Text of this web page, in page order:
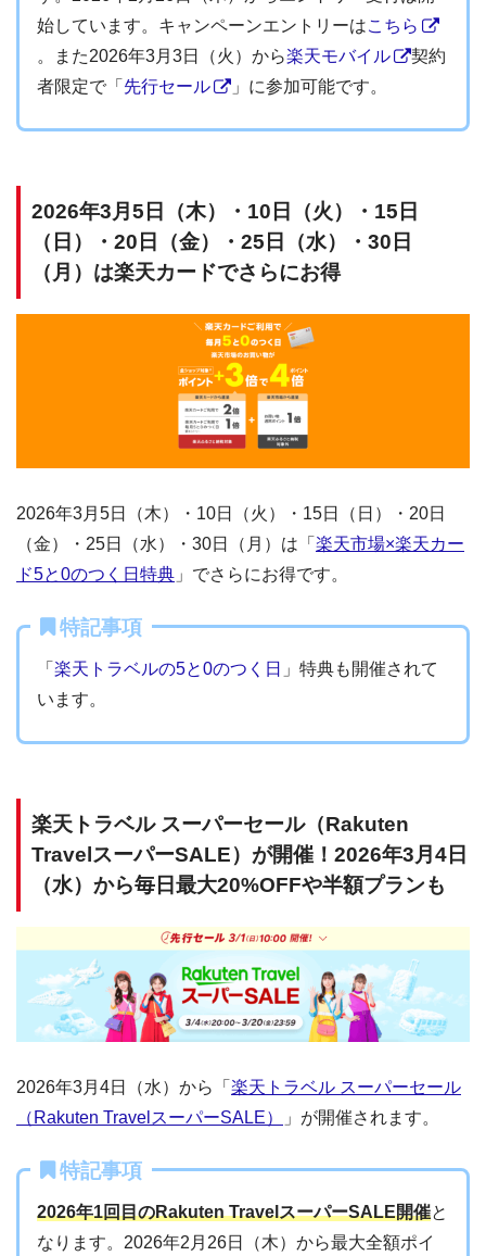
始しています。キャンペーンエントリーはこちら
。また2026年3月3日（火）から楽天モバイル
契約
者限定で「 先行セール 」に参加可能です。
2026年3月5日（木）・10日（火）・15日
（日）・20日（金）・25日（水）・30日
（月）は楽天カードでさらにお得
2026年3月5日（木）・10日（火）・15日（日）・20日
（金）・25日（水）・30日（月）は「 楽天市場×楽天カー
ド5と0のつく日特典 」でさらにお得です。
特記事項
「 楽天トラベルの5と0のつく日 」特典も開催されて
います。
楽天トラベル スーパーセール（Rakuten
TravelスーパーSALE）が開催！2026年3月4日
（水）から毎日最大20%OFFや半額プランも
2026年3月4日（水）から「 楽天トラベル スーパーセール
（Rakuten TravelスーパーSALE）
」が開催されます。
特記事項
2026年1回目のRakuten TravelスーパーSALE開催と
なります。2026年2月26日（木）から最大全額ポイ